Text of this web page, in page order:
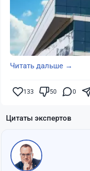
Читать дальше →
133 50 0
Цитаты экспертов